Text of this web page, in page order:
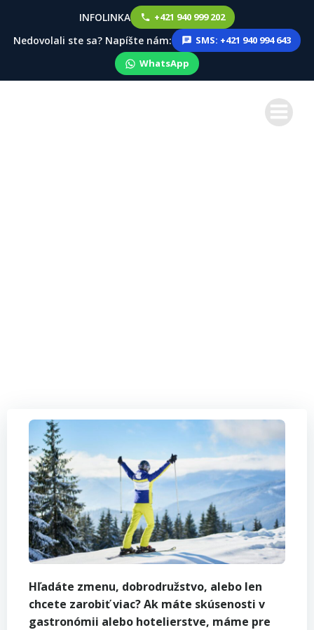
INFOLINKA +421 940 999 202
Nedovolali ste sa? Napíšte nám:
SMS: +421 940 994 643
WhatsApp
Hľadáte zmenu, dobrodružstvo, alebo len
chcete zarobiť viac? Ak máte skúsenosti v
gastronómii alebo hotelierstve, máme pre